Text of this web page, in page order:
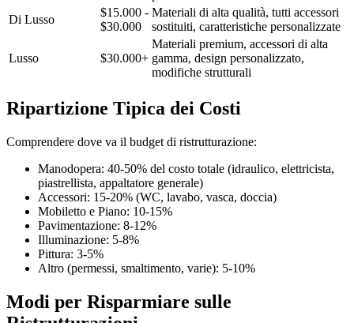
Di Lusso
$15.000 -
$30.000
Materiali di alta qualità, tutti accessori
sostituiti, caratteristiche personalizzate
Lusso $30.000+
Materiali premium, accessori di alta
gamma, design personalizzato,
modifiche strutturali
Ripartizione Tipica dei Costi
Comprendere dove va il budget di ristrutturazione:
Manodopera: 40-50% del costo totale (idraulico, elettricista,
piastrellista, appaltatore generale)
Accessori: 15-20% (WC, lavabo, vasca, doccia)
Mobiletto e Piano: 10-15%
Pavimentazione: 8-12%
Illuminazione: 5-8%
Pittura: 3-5%
Altro (permessi, smaltimento, varie): 5-10%
Modi per Risparmiare sulle